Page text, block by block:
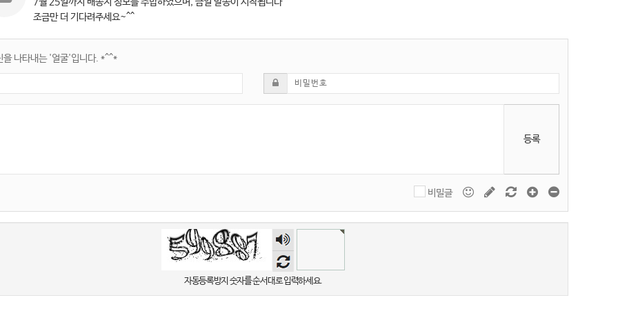
조금만 더 기다려주세요~^^
을 나타내는 '얼굴'입니다. *^^*
등록
비밀글
숫자
음성
듣기
자동등록방지 숫자를 순서대로 입력하세요.